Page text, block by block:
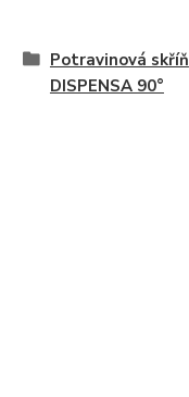
Potravinová skříň
DISPENSA 90°